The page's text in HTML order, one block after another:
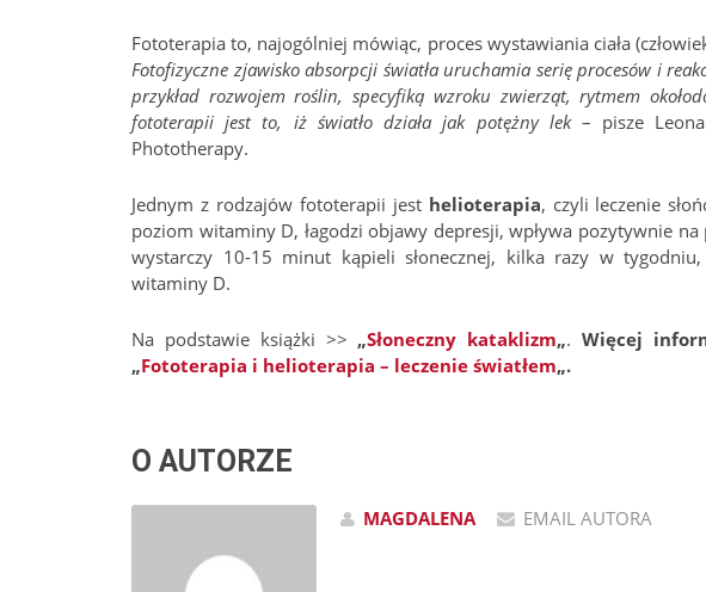
Fototerapia to, najogólniej mówiąc, proces wystawiania ciała
Fotofizyczne zjawisko absorpcji światła uruchamia serię procesów i
przykład rozwojem roślin, specyfiką wzroku zwierząt, rytmem
fototerapii jest to, iż światło działa jak potężny lek– pisze
Phototherapy.
Jednym z rodzajów fototerapii jest helioterapia, czyli leczenie
poziom witaminy D, łagodzi objawy depresji, wpływa pozytywnie na
wystarczy 10-15 minut kąpieli słonecznej, kilka razy w
witaminy D.
Na podstawie książki >> „Słoneczny kataklizm„.Więcej
„Fototerapia i helioterapia – leczenie światłem„.
O AUTORZE
MAGDALENA EMAIL AUTORA